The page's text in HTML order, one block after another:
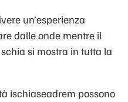
un’esperienza
dalle onde mentre il
si mostra in tutta la
ischiaseadrem possono